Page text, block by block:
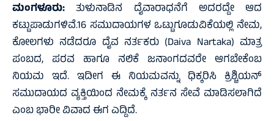
ಮಂಗಳೂರು: ತುಳುನಾಡಿನ ದೈವಾರಾಧನೆಗೆ ಅದರದ್ದೇ ಆದ
ಕಟ್ಟುಪಾಡುಗಳಿವೆ.16 ಸಮುದಾಯಗಳ ಒಟ್ಟುಗೂಡುವಿಕೆಯಲ್ಲಿ ನೇಮ,
ಕೋಲಗಳು ನಡೆದರೂ ದೈವ ನರ್ತಕರು (Daiva Nartaka) ಮಾತ್ರ
ಪಂಬದ, ಪರವ ಹಾಗೂ ನಲಿಕೆ ಜನಾಂಗದವರೇ ಆಗಬೇಕೆಂಬ
ನಿಯಮ ಇದೆ. ಇದೀಗ ಈ ನಿಯಮವನ್ನು ಧಿಕ್ಕರಿಸಿ ಕ್ರಿಶ್ಚಿಯನ್
ಸಮುದಾಯದ ವ್ಯಕ್ತಿಯಿಂದ ನೇಮಕ್ಕೆ ನರ್ತನ ಸೇವೆ ಮಾಡಿಸಲಾಗಿದೆ
ಎಂಬ ಭಾರೀ ವಿವಾದ ಈಗ ಎದ್ದಿದೆ.